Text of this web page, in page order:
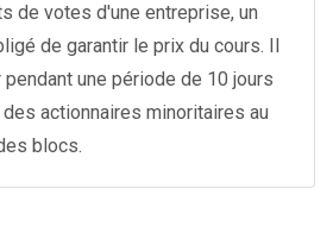
de votes d'une entreprise, un
de garantir le prix du cours. Il
une période de 10 jours
actionnaires minoritaires au
blocs.